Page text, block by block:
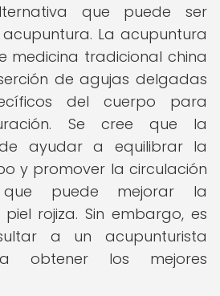
que puede ser
La acupuntura
medicina tradicional china
de agujas delgadas
del cuerpo para
Se cree que la
ayudar a equilibrar la
y promover la circulación
puede mejorar la
rojiza. Sin embargo, es
a un acupunturista
obtener los mejores